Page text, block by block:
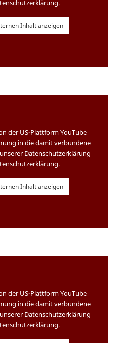
.
Inhalt anzeigen
der US-Plattform YouTube
in die damit verbundene
Datenschutzerklärung
.
Inhalt anzeigen
der US-Plattform YouTube
in die damit verbundene
Datenschutzerklärung
.